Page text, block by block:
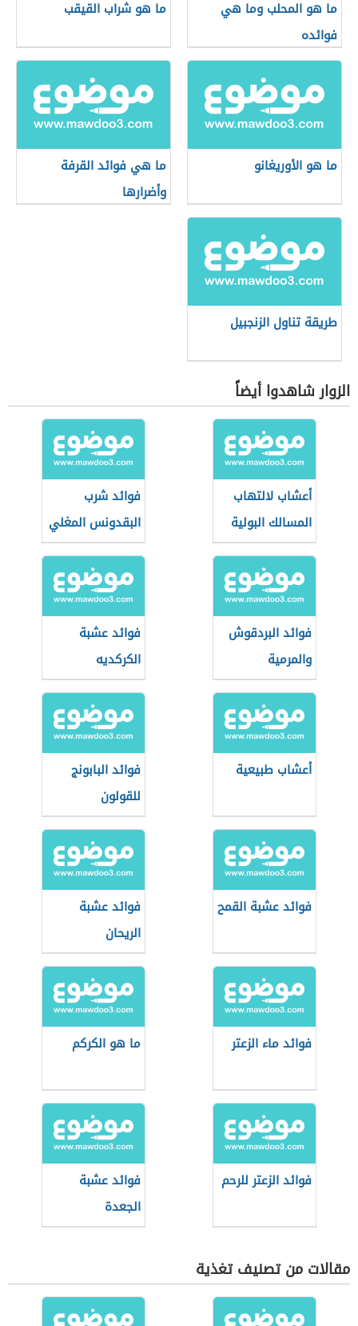
ما هو المحلب وما هي
فوائده
ما هو شراب القيقب
ما هو الأوريغانو
ما هي فوائد القرفة
وأضرارها
طريقة تناول الزنجبيل
الزوار شاهدوا أيضاً
أعشاب لالتهاب
المسالك البولية
فوائد شرب
البقدونس المغلي
فوائد البردقوش
والمرمية
فوائد عشبة
الكركديه
أعشاب طبيعية
فوائد البابونج
للقولون
فوائد عشبة القمح
فوائد عشبة
الريحان
فوائد ماء الزعتر ما هو الكركم
فوائد الزعتر للرحم
فوائد عشبة
الجعدة
مقالات من تصنيف تغذية